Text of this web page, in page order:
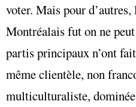
voter. Mais pour
Montréalais fut on ne
partis principaux n’ont
même clientèle, non
multiculturaliste,